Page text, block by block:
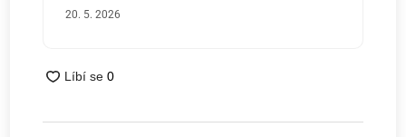
20. 5. 2026